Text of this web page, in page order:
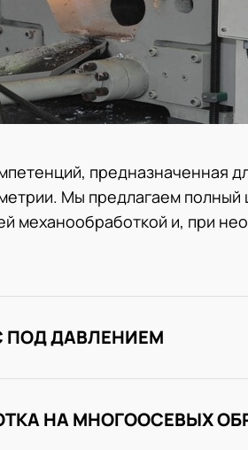
предназначенная
Мы предлагаем полный
механообработкой и, при
ПОД ДАВЛЕНИЕМ
НА МНОГООСЕВЫХ